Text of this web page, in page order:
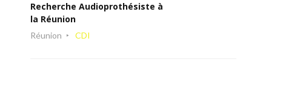
Recherche Audioprothésiste à
la Réunion
Réunion CDI